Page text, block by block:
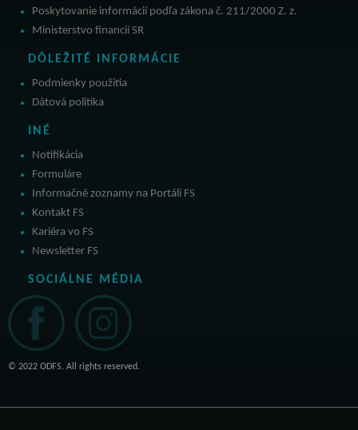
Poskytovanie informácií podľa zákona č. 211/2000 Z. z.
Ministerstvo financií SR
DÔLEŽITÉ INFORMÁCIE
Podmienky použitia
Dátová politika
INÉ
Notifikácia
Formuláre
Informačné zoznamy na Portáli FS
Kontakt FS
Kariéra vo FS
Newsletter FS
SOCIÁLNE MÉDIA
© 2022 ODFS. All rights reserved.